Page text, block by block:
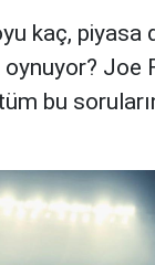
kaç, piyasa
Joe
bu